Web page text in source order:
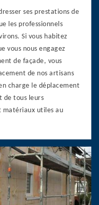
ses prestations de
les professionnels
Si vous habitez
vous nous engagez
de façade, vous
de nos artisans
charge le déplacement
de tous leurs
matériaux utiles au